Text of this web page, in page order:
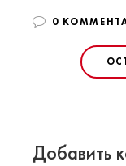
0
Добавить